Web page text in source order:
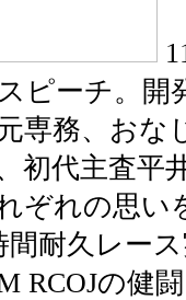
ピーチ。開
専務、おな
初代主査平
ぞれの思い
耐久レー
RCOJの健